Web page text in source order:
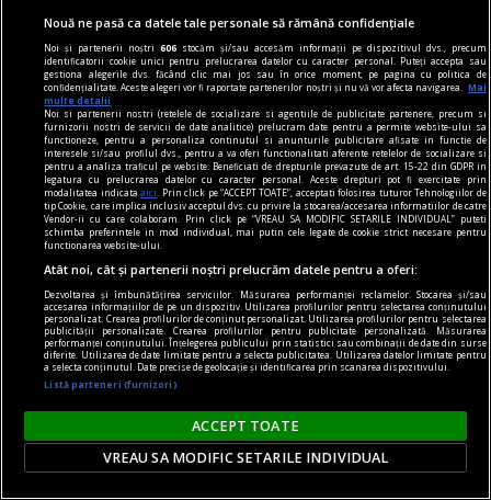
apoi privatizată. Domnul S. a considerat asta o
mare şi ticăloasă nedreptate, deşi niciodată nu a
trăit numai din salariu, deşi era mai mult pe la
„ciubucuri“ în timpul de muncă, adică la lucrări
pe cont prop
Cristian GHINEA
bazar
Nouă ne pasă ca datele tale personale să rămână confidențiale
Noi și partenerii noștri606 stocăm și/sau accesăm informații pe dispozitivul dvs., precum
identificatorii cookie unici pentru prelucrarea datelor cu caracter personal. Puteți accepta sau
gestiona alegerile dvs. făcând clic mai jos sau în orice moment, pe pagina cu politica de
confidențialitate. Aceste alegeri vor fi raportate partenerilor noștri și nu vă vor afecta navigarea.
Mai
multe detalii
Noi si partenerii nostri (retelele de socializare si agentiile de publicitate partenere, precum si
furnizorii nostri de servicii de date analitice) prelucram date pentru a permite website-ului sa
functioneze, pentru a personaliza continutul si anunturile publicitare afisate in functie de
interesele si/sau profilul dvs., pentru a va oferi functionalitati aferente retelelor de socializare si
pentru a analiza traficul pe website. Beneficiati de drepturile prevazute de art. 15-22 din GDPR in
legatura cu prelucrarea datelor cu caracter personal. Aceste drepturi pot fi exercitate prin
modalitatea indicataaici
. Prin click pe “ACCEPT TOATE”, acceptati folosirea tuturor Tehnologiilor de
tip Cookie, care implica inclusiv acceptul dvs. cu privire la stocarea/accesarea informatiilor de catre
Vendor-ii cu care colaboram. Prin click pe “VREAU SA MODIFIC SETARILE INDIVIDUAL” puteti
schimba preferintele in mod individual, mai putin cele legate de cookie strict necesare pentru
functionarea website-ului.
Atât noi, cât și partenerii noștri prelucrăm datele pentru a oferi:
Dezvoltarea și îmbunătățirea serviciilor. Măsurarea performanței reclamelor. Stocarea și/sau
accesarea informațiilor de pe un dispozitiv. Utilizarea profilurilor pentru selectarea conținutului
personalizat. Crearea profilurilor de conținut personalizat. Utilizarea profilurilor pentru selectarea
publicității personalizate. Crearea profilurilor pentru publicitate personalizată. Măsurarea
performanței conținutului. Înțelegerea publicului prin statistici sau combinații de date din surse
diferite. Utilizarea de date limitate pentru a selecta publicitatea. Utilizarea datelor limitate pentru
a selecta conținutul. Date precise de geolocație și identificarea prin scanarea dispozitivului.
Listă parteneri (furnizori)
ACCEPT TOATE
VREAU SA MODIFIC SETARILE INDIVIDUAL